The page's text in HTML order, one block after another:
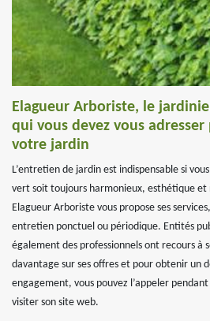
Elagueur Arboriste, le
qui vous devez vous
votre jardin
L’entretien de jardin est indispensable si
vert soit toujours harmonieux, esthétique
Elagueur Arboriste vous propose ses
entretien ponctuel ou périodique. Entités
également des professionnels ont recours à
davantage sur ses offres et pour obtenir un
engagement, vous pouvez l’appeler
visiter son site web.